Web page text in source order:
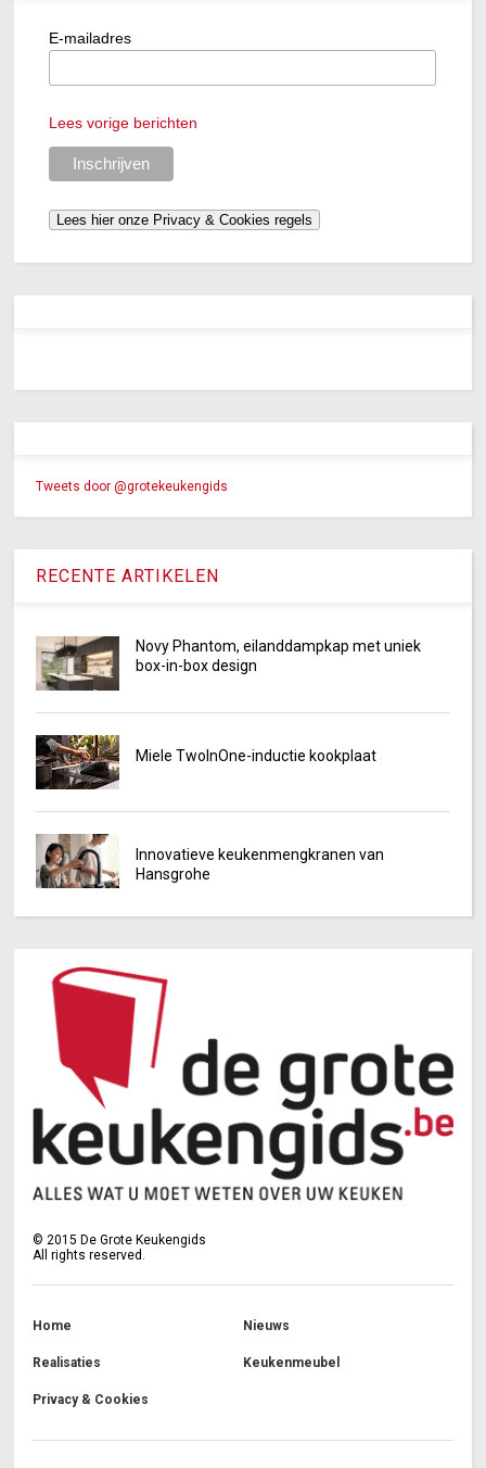
E-mailadres
Lees vorige berichten
Tweets door @grotekeukengids
RECENTE ARTIKELEN
Novy Phantom, eilanddampkap met uniek
box-in-box design
Miele TwoInOne-inductie kookplaat
Innovatieve keukenmengkranen van
Hansgrohe
©2015 De Grote Keukengids
All rights reserved.
Home Nieuws
Realisaties Keukenmeubel
Privacy & Cookies